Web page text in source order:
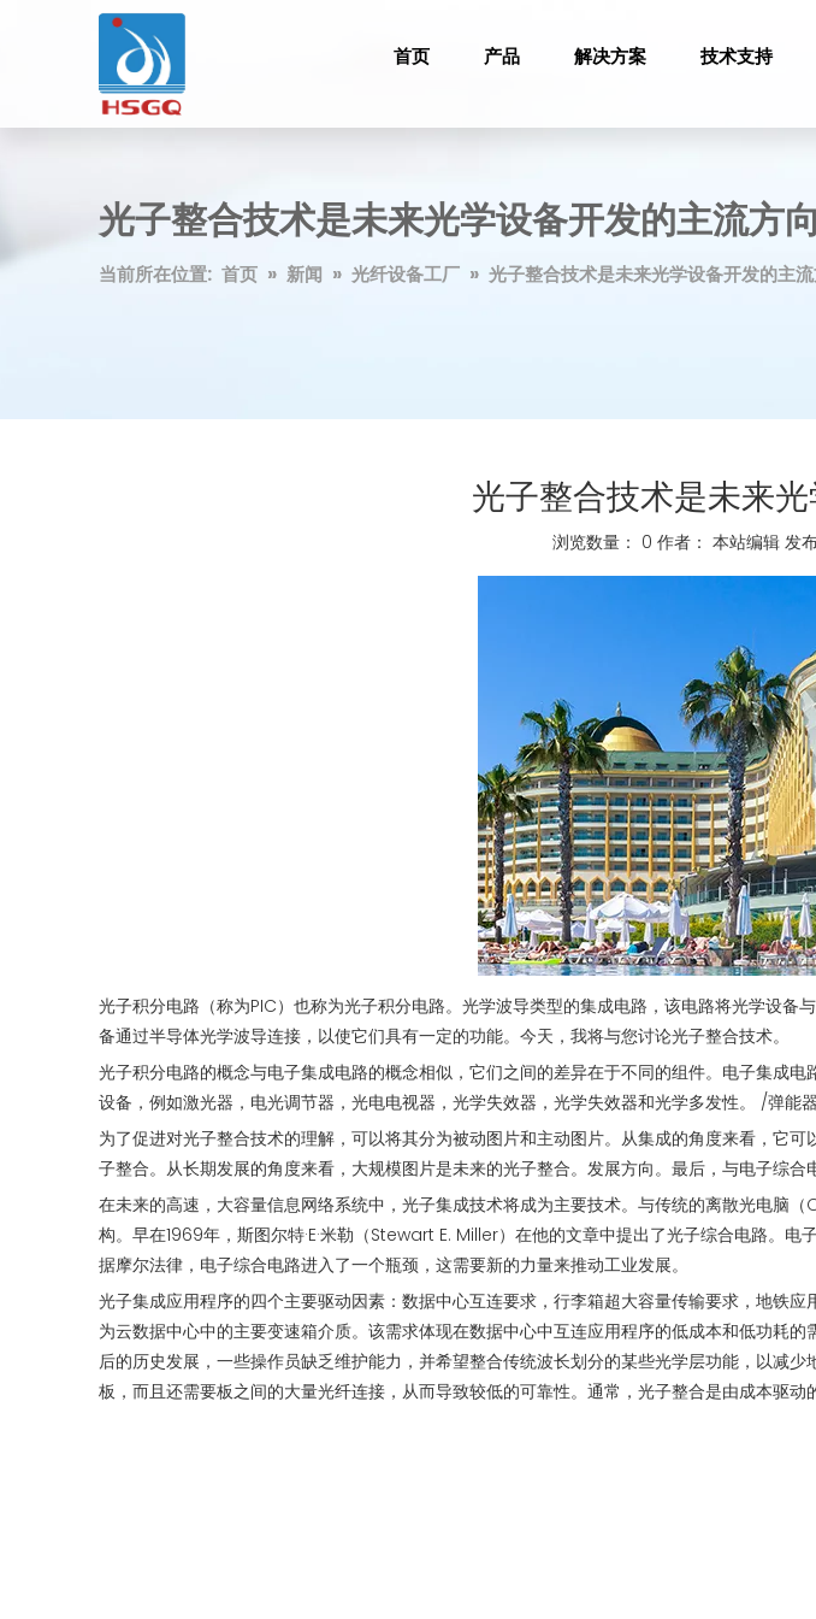
首页 产品 解决方案 技术支持
光子整合技术是未来光学设备开发的主流方向
当前所在位置: 首页 » 新闻 » 光纤设备工厂 » 光子整合技术是未来光学设备开发的主
光子整合技术是未来
浏览数量： 0 作者： 本站编辑 发
光子积分电路（称为PIC）也称为光子积分电路。光学波导类型的集成电路，该电路将光学设
备通过半导体光学波导连接，以使它们具有一定的功能。今天，我将与您讨论光子整合技术。
光子积分电路的概念与电子集成电路的概念相似，它们之间的差异在于不同的组件。电子集成
设备，例如激光器，电光调节器，光电电视器，光学失效器，光学失效器和光学多发性。 /弹能
为了促进对光子整合技术的理解，可以将其分为被动图片和主动图片。从集成的角度来看，它
子整合。从长期发展的角度来看，大规模图片是未来的光子整合。发展方向。最后，与电子综合
在未来的高速，大容量信息网络系统中，光子集成技术将成为主要技术。与传统的离散光电脑
构。早在1969年，斯图尔特·E·米勒（Stewart E. Miller）在他的文章中提出了光子综合电路。
据摩尔法律，电子综合电路进入了一个瓶颈，这需要新的力量来推动工业发展。
光子集成应用程序的四个主要驱动因素：数据中心互连要求，行李箱超大容量传输要求，地铁
为云数据中心中的主要变速箱介质。该需求体现在数据中心中互连应用程序的低成本和低功耗
后的历史发展，一些操作员缺乏维护能力，并希望整合传统波长划分的某些光学层功能，以减
板，而且还需要板之间的大量光纤连接，从而导致较低的可靠性。通常，光子整合是由成本驱